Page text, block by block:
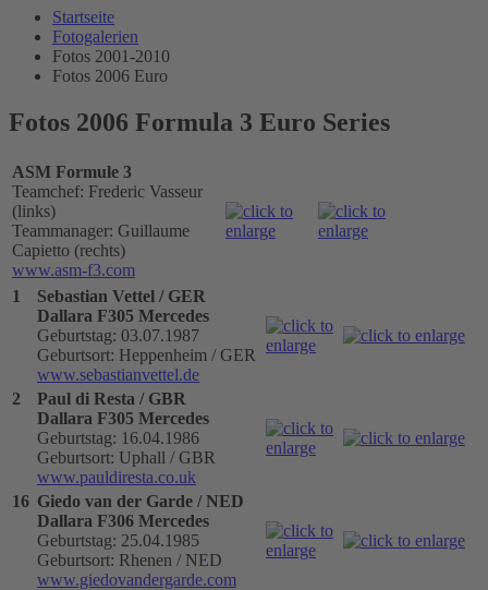
Startseite
Fotogalerien
Fotos 2001-2010
Fotos 2006 Euro
Fotos 2006 Formula 3 Euro Series
ASM Formule 3
Teamchef: Frederic Vasseur
(links)
Teammanager: Guillaume
Capietto (rechts)
www.asm-f3.com
1
Sebastian Vettel / GER
Dallara F305 Mercedes
Geburtstag: 03.07.1987
Geburtsort: Heppenheim / GER
www.sebastianvettel.de
2
Paul di Resta / GBR
Dallara F305 Mercedes
Geburtstag: 16.04.1986
Geburtsort: Uphall / GBR
www.pauldiresta.co.uk
16 Giedo van der Garde / NED
Dallara F306 Mercedes
Geburtstag: 25.04.1985
Geburtsort: Rhenen / NED
www.giedovandergarde.com